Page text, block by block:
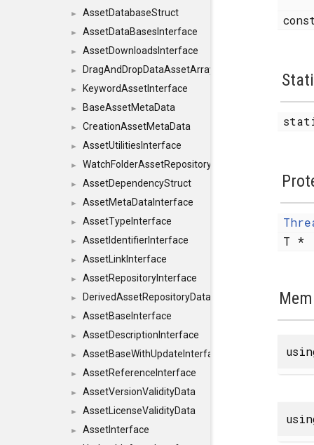
► AssetDatabaseStruct
► AssetDataBasesInterface
► AssetDownloadsInterface
► DragAndDropDataAssetArray
► KeywordAssetInterface
► BaseAssetMetaData
► CreationAssetMetaData
► AssetUtilitiesInterface
► WatchFolderAssetRepositoryInterface
► AssetDependencyStruct
► AssetMetaDataInterface
► AssetTypeInterface
► AssetIdentifierInterface
► AssetLinkInterface
► AssetRepositoryInterface
► DerivedAssetRepositoryDataInterface
► AssetBaseInterface
► AssetDescriptionInterface
► AssetBaseWithUpdateInterface
► AssetReferenceInterface
► AssetVersionValidityData
► AssetLicenseValidityData
►
AssetInterface
T *